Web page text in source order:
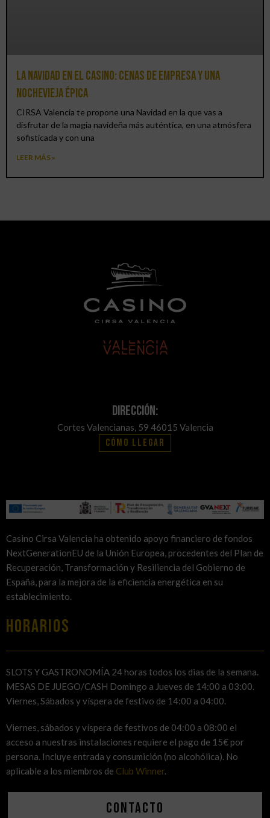
La Navidad en el Casino: cenas de empresa y una
Nochevieja épica
CIRSA Valencia te propone una Navidad en la que vas a
disfrutar de la magia navideña más auténtica, en una atmósfera
sofisticada y con una
LEER MÁS »
Dirección:
Cortes Valencianas, 59 46015 Valencia
Cómo llegar
Casino Cirsa Valencia ha obtenido apoyo financiero de fondos
NextGenerationEU de la Unión Europea, procedentes del Plan de
Recuperación, Transformación y Resiliencia del Gobierno de
España, para la mejora de la eficiencia energética en su
establecimiento.
HORARIOS
SLOTS Y GASTRONOMÍA 24 horas todos los dias de la semana.
MESAS DE JUEGO/CASH Domingo a Jueves de 14:00 a 03:00.
Viernes, Sábados y víspera de festivo de 14:00 a 04:00.
Viernes, sábados y víspera de festivos de 04:00 a 08:00 el
acceso a nuestras instalaciones requiere el pago de 15€ por
persona. Incluye entrada y consumición (no alcohólica). No
aplicable a los miembros de Club Winner.
Contacto